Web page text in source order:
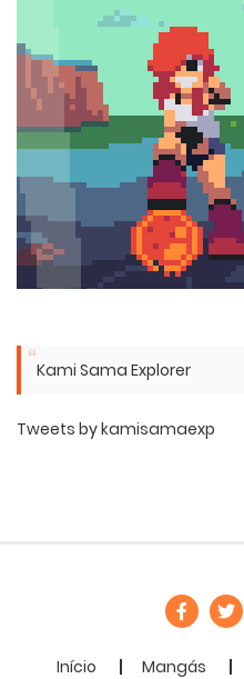
Kami Sama Explorer
Tweets by kamisamaexp
Início Mangás